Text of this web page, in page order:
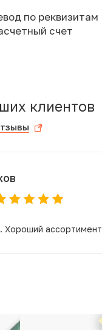
по реквизитам
счет
клиентов
Хороший ассортимент